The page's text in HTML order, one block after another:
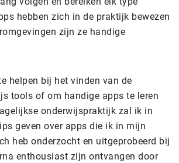
hebben zich in de praktijk bewezen
zijn ze handige
helpen bij het vinden van de
tools of om handige apps te leren
onderwijspraktijk zal ik in
geven over apps die ik in mijn
heb onderzocht en uitgeprobeerd bij
enthousiast zijn ontvangen door